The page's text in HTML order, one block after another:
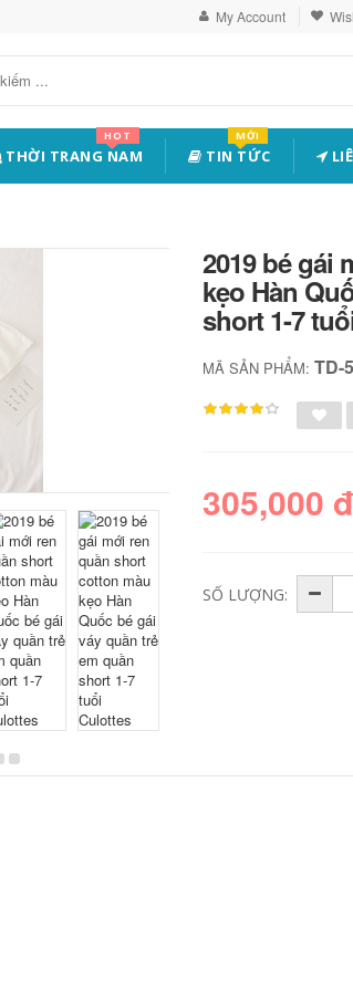
My Account
THỜI TRANG NAM
HOT
TIN TỨC
MỚI
2019 bé gái
kẹo Hàn
short 1-7
MÃ SẢN PHẨM:TD-
305,000 đ
SỐ LƯỢNG: